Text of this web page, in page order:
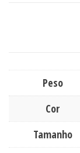
Peso
Cor
Tamanho